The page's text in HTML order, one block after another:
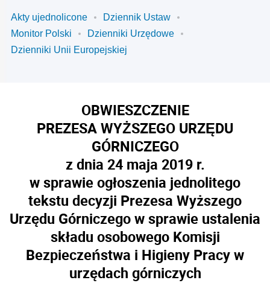
Akty ujednolicone
Dziennik Ustaw
Monitor Polski
Dzienniki Urzędowe
Dzienniki Unii Europejskiej
OBWIESZCZENIE
PREZESA WYŻSZEGO URZĘDU
GÓRNICZEGO
z dnia 24 maja 2019 r.
w sprawie ogłoszenia jednolitego
tekstu decyzji Prezesa Wyższego
Urzędu Górniczego w sprawie ustalenia
składu osobowego Komisji
Bezpieczeństwa i Higieny Pracy w
urzędach górniczych